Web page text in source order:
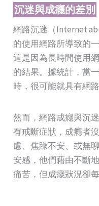
沉迷與成癮的差別
網路沉迷（Internet
的使用網路所導致的
這是因為長時間使用
的結果。據統計，當
時，很可能就具有網
然而，網路成癮與沉
有戒斷症狀，成癮者
慮、焦躁不安、或無
安感，他們藉由不斷
痛苦，但成癮狀況卻每